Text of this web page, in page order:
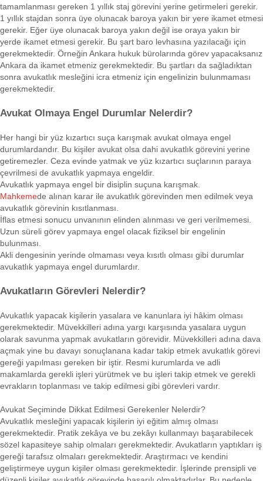
tamamlanması gereken 1 yıllık staj görevini yerine getirmeleri gerekir.
1 yıllık stajdan sonra üye olunacak baroya yakın bir yere ikamet etmesi
gerekir. Eğer üye olunacak baroya yakın değil ise oraya yakın bir
yerde ikamet etmesi gerekir. Bu şart baro levhasına yazılacağı için
gerekmektedir. Örneğin Ankara hukuk bürolarında görev yapacaksanız
Ankara da ikamet etmeniz gerekmektedir. Bu şartları da sağladıktan
sonra avukatlık mesleğini icra etmeniz için engelinizin bulunmaması
gerekmektedir.
Avukat Olmaya Engel Durumlar Nelerdir?
Her hangi bir yüz kızartıcı suça karışmak avukat olmaya engel
durumlardandır. Bu kişiler avukat olsa dahi avukatlık görevini yerine
getiremezler. Ceza evinde yatmak ve yüz kızartıcı suçlarının paraya
çevrilmesi de avukatlık yapmaya engeldir.
Avukatlık yapmaya engel bir disiplin suçuna karışmak.
Mahkemede alınan karar ile avukatlık görevinden men edilmek veya
avukatlık görevinin kısıtlanması.
İflas etmesi sonucu unvanının elinden alınması ve geri verilmemesi.
Uzun süreli görev yapmaya engel olacak fiziksel bir engelinin
bulunması.
Akli dengesinin yerinde olmaması veya kısıtlı olması gibi durumlar
avukatlık yapmaya engel durumlardır.
Avukatların Görevleri Nelerdir?
Avukatlık yapacak kişilerin yasalara ve kanunlara iyi hâkim olması
gerekmektedir. Müvekkilleri adına yargı karşısında yasalara uygun
olarak savunma yapmak avukatların görevidir. Müvekkilleri adına dava
açmak yine bu davayı sonuçlanana kadar takip etmek avukatlık görevi
gereği yapılması gereken bir iştir. Resmi kurumlarda ve adli
makamlarda gerekli işleri yürütmek ve bu işleri takip etmek ve gerekli
evrakların toplanması ve takip edilmesi gibi görevleri vardır.
Avukat Seçiminde Dikkat Edilmesi Gerekenler Nelerdir?
Avukatlık mesleğini yapacak kişilerin iyi eğitim almış olması
gerekmektedir. Pratik zekâya ve bu zekâyı kullanmayı başarabilecek
sözel kapasiteye sahip olmaları gerekmektedir. Avukatların yaptıkları iş
gereği tarafsız olmaları gerekmektedir. Araştırmacı ve kendini
geliştirmeye uygun kişiler olması gerekmektedir. İşlerinde prensipli ve